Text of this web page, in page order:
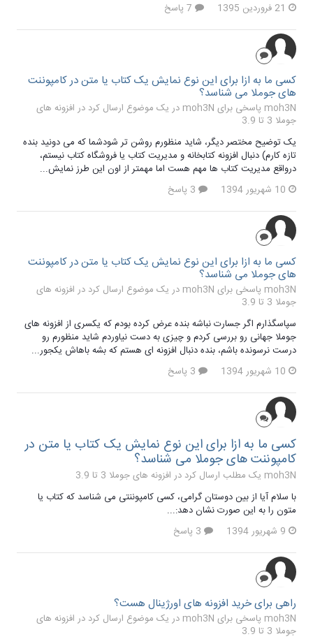
21 فروردین 1395
کسی ما به ازا برای این نوع نمایش یک کتاب یا متن در کامپوننت
های جوملا می شناسد؟
moh3N پاسخی برای moh3N در یک موضوع ارسال کرد در
افزونه های
جوملا 3 تا 3.9
یک توضیح مختصر دیگر، شاید منظورم روشن تر شودشما که می دونید بنده
تازه کارم) دنبال افزونه کتابخانه و مدیریت کتاب یا فروشگاه کتاب نیستم،
درواقع مدیریت کتاب ها مهم هست اما مهمتر از اون این طرز نمایش...
10 شهریور 1394
کسی ما به ازا برای این نوع نمایش یک کتاب یا متن در کامپوننت
های جوملا می شناسد؟
moh3N پاسخی برای moh3N در یک موضوع ارسال کرد در
افزونه های
جوملا 3 تا 3.9
سپاسگذارم اگر جسارت نباشه بنده عرض کرده بودم که یکسری از افزونه های
جوملا جهانی رو بررسی کردم و چیزی به دست نیاوردم شاید منظورم رو
درست نرسونده باشم، بنده دنبال افزونه ای هستم که بشه باهاش یکجور...
10 شهریور 1394
کسی ما به ازا برای این نوع نمایش یک کتاب یا متن در
کامپوننت های جوملا می شناسد؟
moh3N یک مطلب ارسال کرد در
افزونه های جوملا 3 تا 3.9
با سلام آیا از بین دوستان گرامی، کسی کامپوننتی می شناسد که کتاب یا
متون را به این صورت نشان دهد:...
9 شهریور 1394
راهی برای خرید افزونه های اورژینال هست؟
moh3N پاسخی برای moh3N در یک موضوع ارسال کرد در
افزونه های
جوملا 3 تا 3.9